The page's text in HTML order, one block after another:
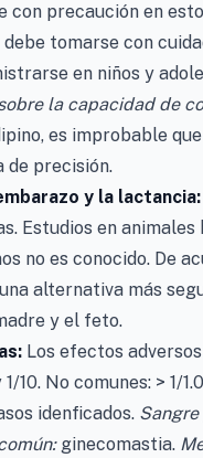
con precaución en
tomarse con
en niños y
la capacidad de
es improbable
de precisión.
y la lactancia:
Estudios en
no es conocido. De
alternativa más
y el feto.
Los efectos
10. No comunes: > 1/
idenficados.
ginecomastia.